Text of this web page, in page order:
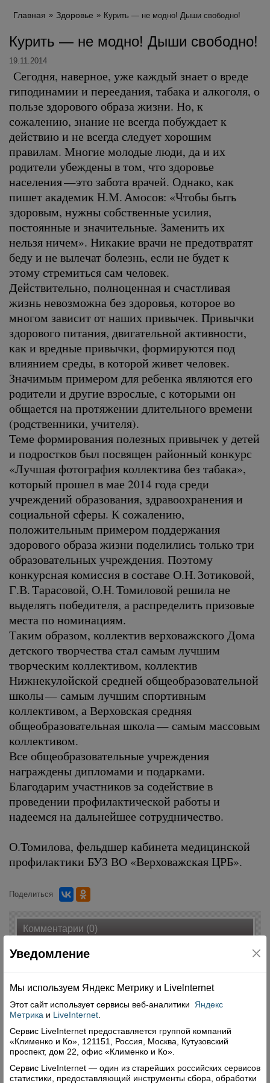
Главная Здоровье Курить — не модно! Дыши свободно!
Курить — не модно! Дыши свободно!
19.11.2014
Сегодня, наверное, уже каждый знает о вреде
гиподинамии и переедания, табака и алкоголя, о
пользе здорового образа жизни. Но, к
сожалению, знание не всегда побуждает к
действию и не всегда следует хорошим
правилам. Многие молодые люди, да и их
родители убеждены в том, что здоровье
населения —это забота врачей. Однако, как
пишет академик Н.М. Амосов: «Чтобы быть
здоровым, нужны собственные усилия,
постоянные и значительные. Заменить их
нельзя ничем». Никакие врачи не предотвратят
беду и не вылечат болезнь, если не будет к
этому стремиться сам человек.
Действительно, полноценная и счастливая
жизнь невозможна без здоровья, которое во
многом зависит от наших привычек. Привычки
здорового питания, двигательной активности,
как и вредные привычки, формируются под
влиянием среды, в которой живет человек.
Значимым примером для ребенка являются его
родители и другие взрослые, с которыми он
общается на протяжении длительного времени
(родственники, учителя).
Теме формирования полезных привычек у детей
и подростков был посвящен районный конкурс
«Лучшая фотография коллектива без табака»,
который прошел в мае 2014 года среди
учреждений образования, здравоохранения и
социальной сферы. К сожалению,
положительным примером поддержания
здорового образа жизни поделились только три
образовательных учреждения. Поэтому
конкурсная комиссия в составе О.Н. Зотиковой,
Г.В. Тарасовой, О.Н. Томиловой решила не
выделять победителя, а распределить призовые
места по номинациям.
Таким образом, коллектив верховажского Дома
детского творчества стал самым лучшим
творческим коллективом, коллектив
Нижнекулойской средней общеобразовательной
школы — самым лучшим спортивным
коллективом, а Верховская средняя
общеобразовательная школа — самым массовым
коллективом.
Все общеобразовательные учреждения
награждены дипломами и подарками.
Благодарим участников за содействие в
проведении профилактической работы и
надеемся на дальнейшее сотрудничество.
О.Томилова, фельдшер кабинета медицинской
профилактики БУЗ ВО «Верховажская ЦРБ».
Поделиться
Комментарии (0)
Оставить комментарий
Свежий номер
Уведомление
Мы используем Яндекс Метрику и Livelnternet
Этот сайт использует сервисы веб-аналитики
Яндекс
Метрика и LiveInternet
Сервис LiveInternet предоставляется группой компаний
«Клименко и Ко», 121151, Россия, Москва, Кутузовский
проспект, дом 22, офис «Клименко и Ко».
Сервис LiveInternet — один из старейших российских сервисов
статистики, предоставляющий инструменты сбора, обработки